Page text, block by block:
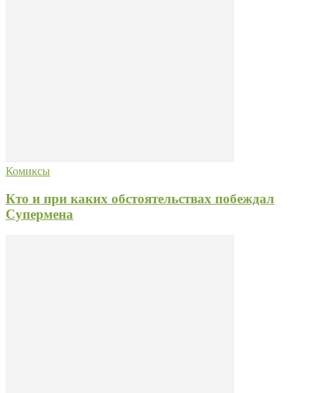
Комиксы
Кто и при каких обстоятельствах побеждал
Супермена